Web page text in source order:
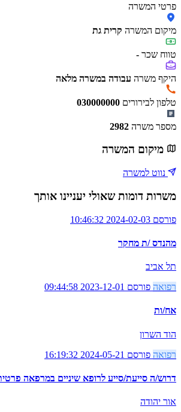
פרטי המשרה
מיקום המשרה קרית גת
טווח שכר -
היקף משרה עבודה במשרה מלאה
טלפון לבירורים 030000000
מספר משרה 2982
מיקום המשרה
נווט למשרה
משרות דומות שאולי יעניינו אותך
פורסם 2024-02-03 10:46:32
מהנדס /ת מחקר
תל אביב
רפואה פורסם 2023-12-01 09:44:58
אח/ות
הוד השרון
רפואה פורסם 2024-05-21 16:19:32
דרוש/ה סייעת/סייע לרופא שיניים במרפאה
אור יהודה